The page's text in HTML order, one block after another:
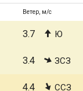
Ветер, м/с
3.7 Ю
3.4 ЗСЗ
4.4 ССЗ